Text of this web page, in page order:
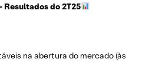
Resultados do 2T25
na abertura do mercado (às